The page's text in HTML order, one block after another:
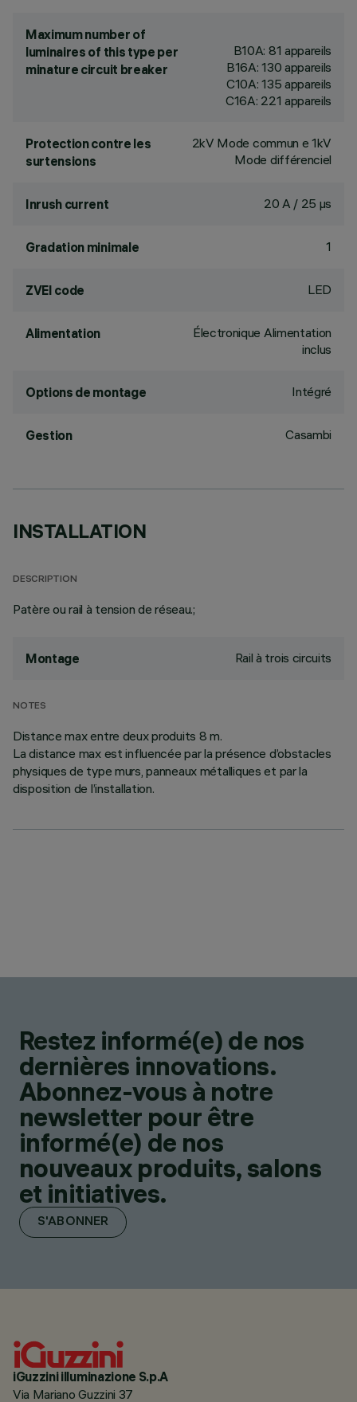
Maximum number of
luminaires of this type per
minature circuit breaker
B10A: 81 appareils
B16A: 130 appareils
C10A: 135 appareils
C16A: 221 appareils
Protection contre les
surtensions
2kV Mode commun e 1kV
Mode différenciel
Inrush current 20 A / 25 µs
Gradation minimale 1
ZVEI code LED
Alimentation
Électronique Alimentation
inclus
Options de montage Intégré
Gestion Casambi
INSTALLATION
DESCRIPTION
Patère ou rail à tension de réseau.;
Montage Rail à trois circuits
NOTES
Distance max entre deux produits 8 m.
La distance max est influencée par la présence d’obstacles
physiques de type murs, panneaux métalliques et par la
disposition de l’installation.
Restez informé(e) de nos
dernières innovations.
Abonnez-vous à notre
newsletter pour être
informé(e) de nos
nouveaux produits, salons
et initiatives.
S'ABONNER
iGuzzini illuminazione S.p.A
Via Mariano Guzzini 37